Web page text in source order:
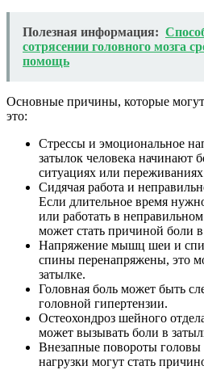
Полезная информация:
сотрясении головного мозга
помощь
Основные причины, которые могут
это:
Стрессы и эмоциональное
затылок человека начинают
ситуациях или
Сидячая работа и
Если длительное время
или работать в
может стать причиной боли в
Напряжение мышц шеи и
спины перенапряжены, это
затылке.
Головная боль может быть
головной гипертензии.
Остеохондроз шейного
может вызывать боли в
Внезапные повороты головы
нагрузки могут стать